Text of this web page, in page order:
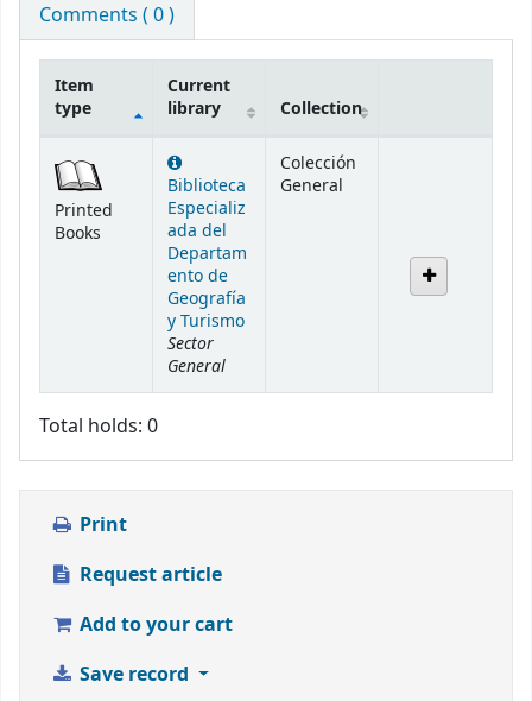
Comments ( 0 )
Item
type
Current
library
Collection
Printed
Books
Biblioteca
Especializ
ada del
Departam
ento de
Geografía
y Turismo
Sector
General
Colección
General
Total holds: 0
Print
Request article
Add to your cart
Save record